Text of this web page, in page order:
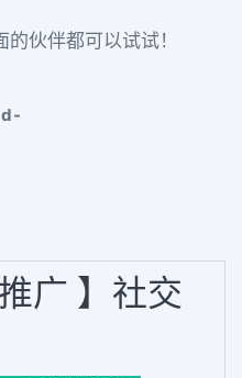
伙伴都可以试试！
广 】社交